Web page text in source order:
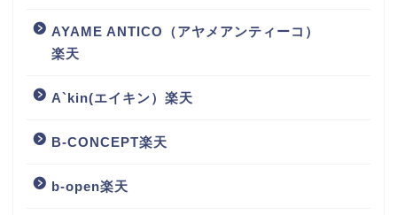
AYAME ANTICO（アヤメアンティーコ）
楽天
A`kin(エイキン）楽天
B-CONCEPT楽天
b-open楽天